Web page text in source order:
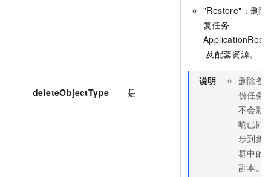
deleteObjectType 是
"Restore" ：删除
复任务
及配套资源。
说明
删除备
份任务
不会影
响已同
步到集
群中的
副本。